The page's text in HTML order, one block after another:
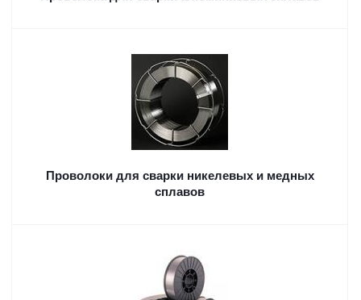
Проволоки для сварки никелевых и медных
сплавов